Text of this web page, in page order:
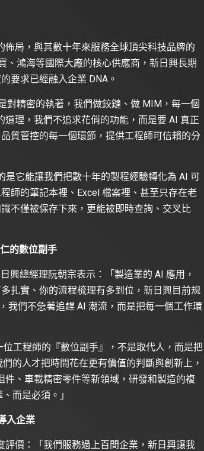
局，與其數十年來服務全球頂尖科技品牌的
、鴻海等國際大廠的核心供應商，新日興長期
要求已經融入企業 DNA。
對精密的執著，我們做鉸鏈、做 MIM，每一個
理，我們不追求花俏的功能，而是要 AI 真正
質管控的每一個環節，提供工程師可信賴的分
是它能讓我們把數十年的製程經驗轉化為 AI 可
師的筆記本裡、Excel 檔案裡、甚至只存在老
不僅被保存下來，更能被即時查詢、交叉比
的數位副手
興總經理阮朝宗表示：「製造業的 AI 應用，
扎實、你的流程梳理有多到位，新日興目前規
我們不急著追趕 AI 潮流，而是把每一個工作環
工程師的『數位副手』，不是取代人，而是把
的人才把時間花在更有價值的判斷與創新上，
、車載精密零件等新領域，研發和製造的複
而是必須。」
入企業
價：「我們服務過上百間企業，新日興讓我